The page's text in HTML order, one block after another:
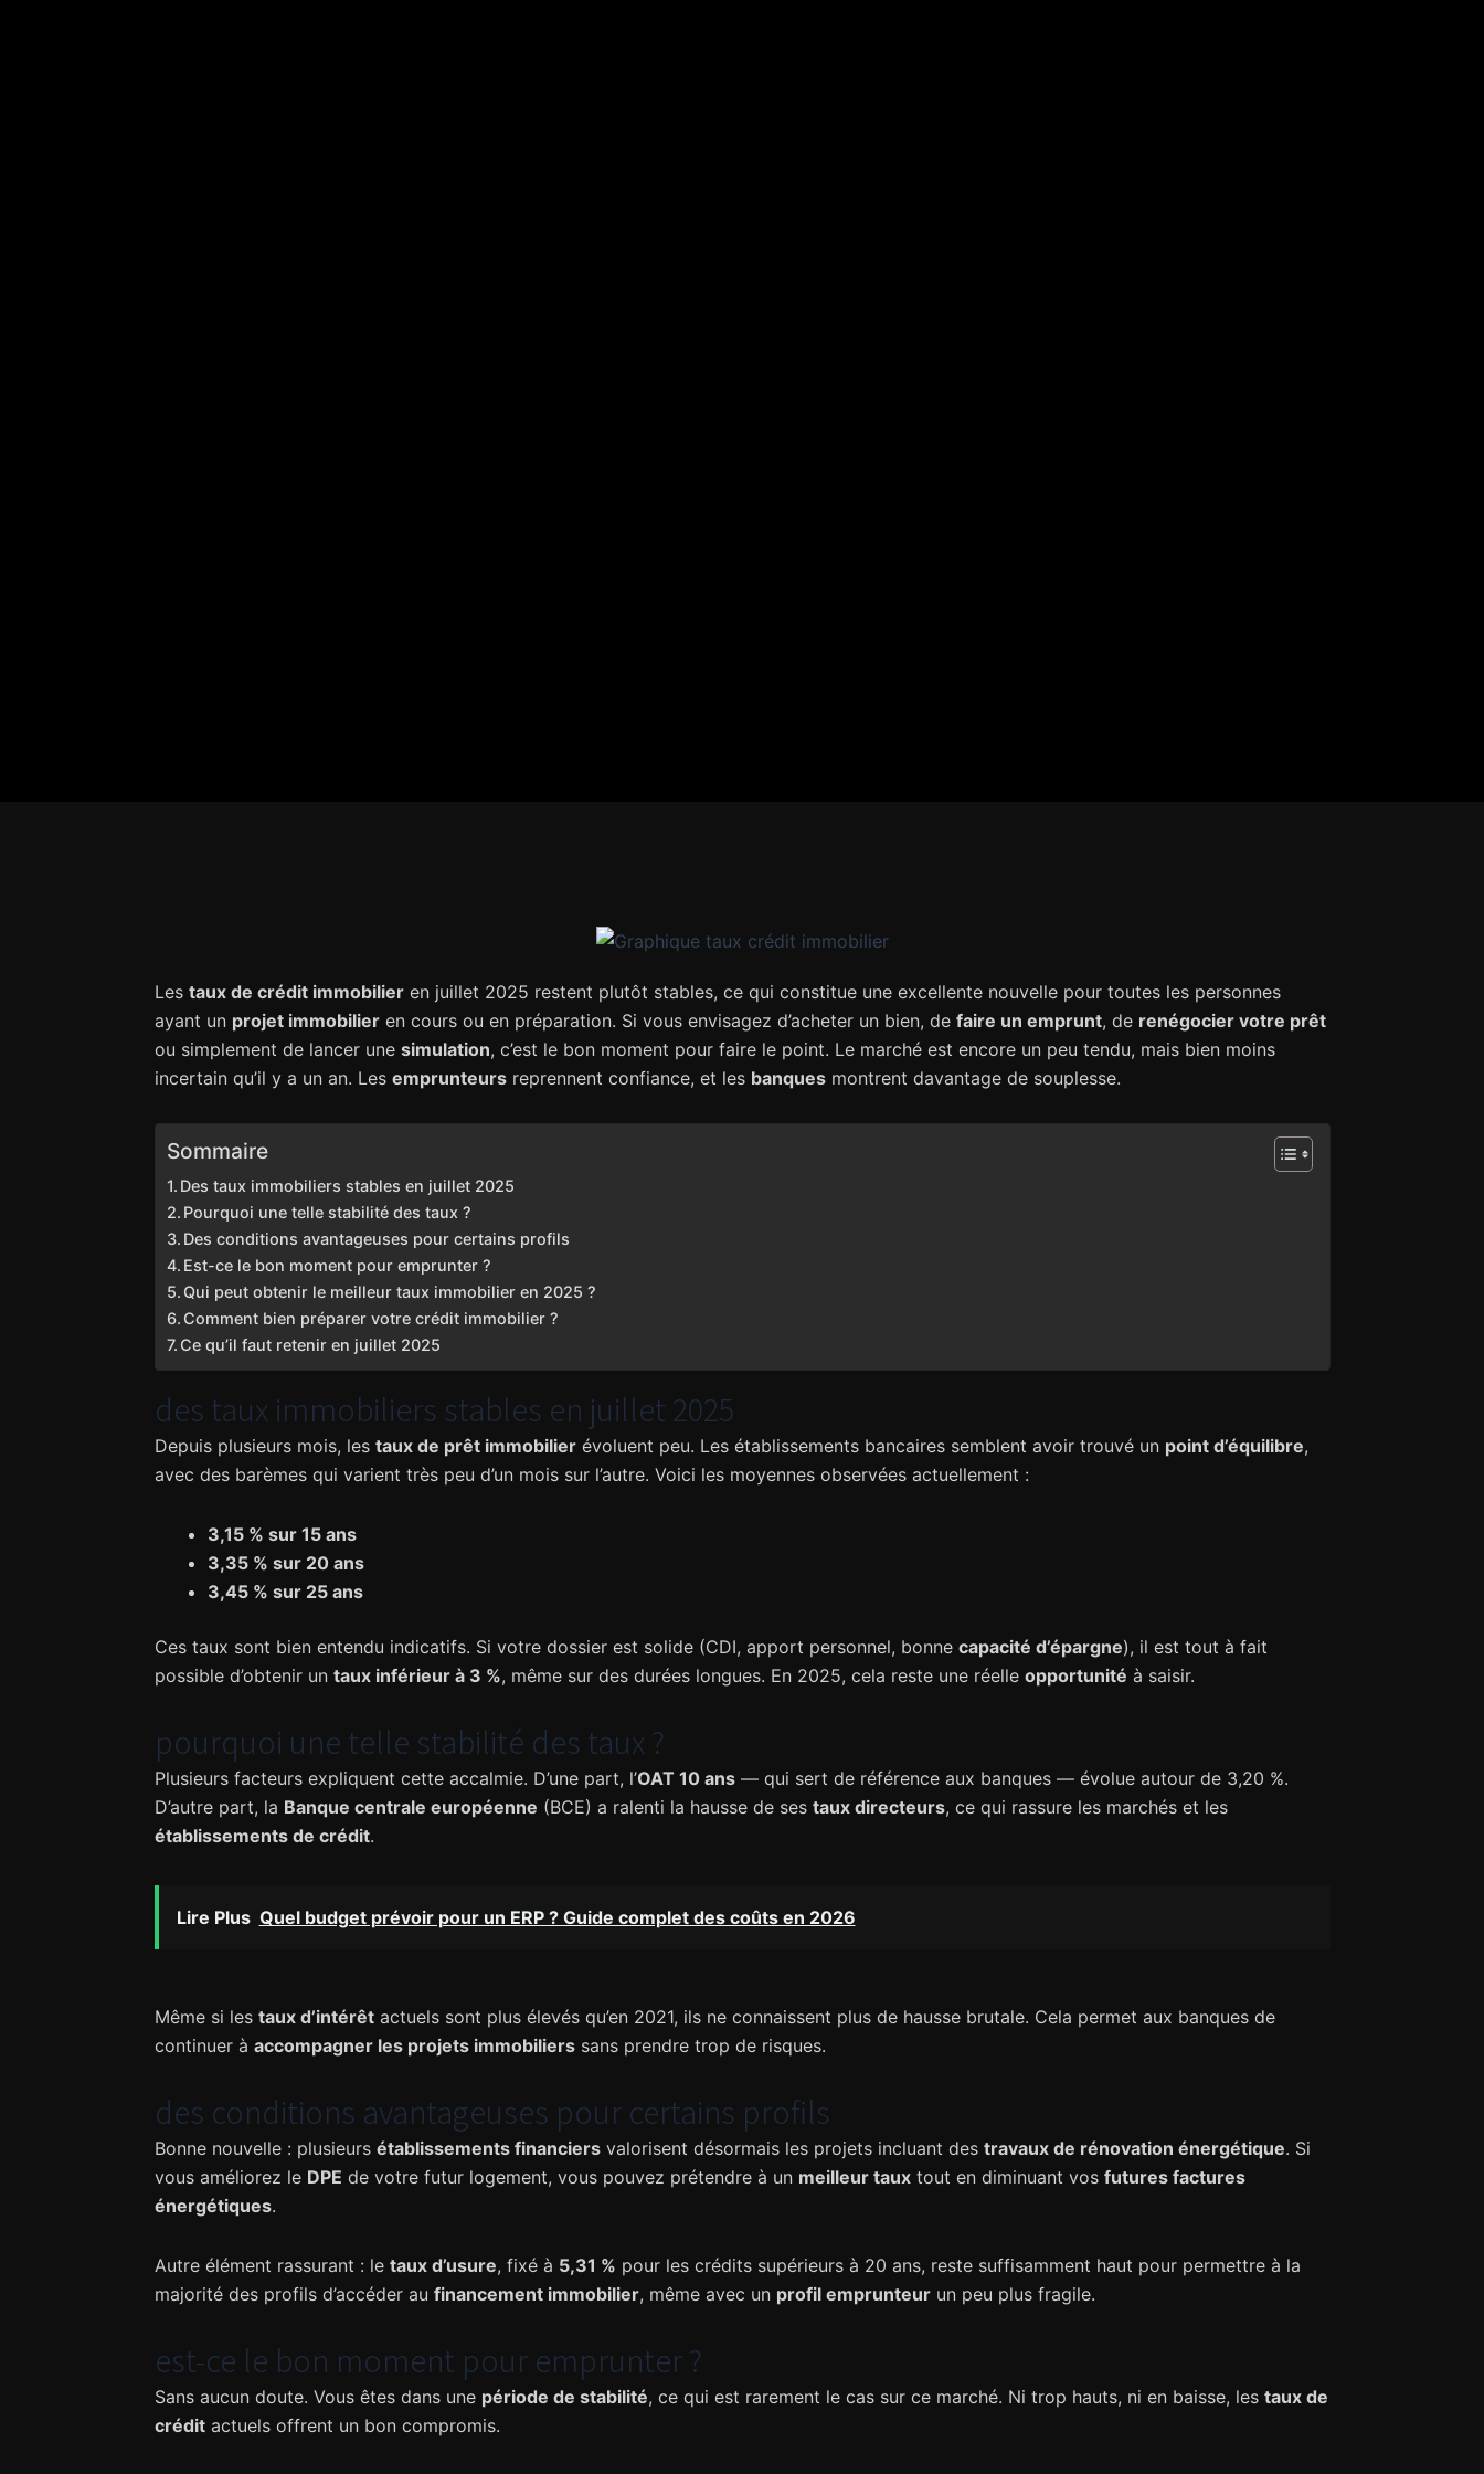
Les taux de crédit immobilieren juillet 2025 restent plutôt stables, ce qui constitue une excellente nouvelle pour toutes les personnes
ayant un projet immobilieren cours ou en préparation. Si vous envisagez d’acheter un bien, de faire un emprunt, de renégocier votre prêt
ou simplement de lancer une simulation, c’est le bon moment pour faire le point. Le marché est encore un peu tendu, mais bien moins
incertain qu’il y a un an. Les emprunteursreprennent confiance, et les banquesmontrent davantage de souplesse.
Sommaire
Des taux immobiliers stables en juillet 2025
Pourquoi une telle stabilité des taux ?
Des conditions avantageuses pour certains profils
Est-ce le bon moment pour emprunter ?
Qui peut obtenir le meilleur taux immobilier en 2025 ?
Comment bien préparer votre crédit immobilier ?
Ce qu’il faut retenir en juillet 2025
des taux immobiliers stables en juillet 2025
Depuis plusieurs mois, les taux de prêt immobilierévoluent peu. Les établissements bancaires semblent avoir trouvé un point d’équilibre,
avec des barèmes qui varient très peu d’un mois sur l’autre. Voici les moyennes observées actuellement :
3,15 % sur 15 ans
3,35 % sur 20 ans
3,45 % sur 25 ans
Ces taux sont bien entendu indicatifs. Si votre dossier est solide (CDI, apport personnel, bonne capacité d’épargne), il est tout à fait
possible d’obtenir un taux inférieur à 3 %, même sur des durées longues. En 2025, cela reste une réelle opportunité à saisir.
pourquoi une telle stabilité des taux ?
Plusieurs facteurs expliquent cette accalmie. D’une part, l’OAT 10 ans— qui sert de référence aux banques — évolue autour de 3,20 %.
D’autre part, la Banque centrale européenne (BCE) a ralenti la hausse de ses taux directeurs, ce qui rassure les marchés et les
établissements de crédit.
Lire Plus Quel budget prévoir pour un ERP ? Guide complet des coûts en 2026
Même si les taux d’intérêtactuels sont plus élevés qu’en 2021, ils ne connaissent plus de hausse brutale. Cela permet aux banques de
continuer à accompagner les projets immobilierssans prendre trop de risques.
des conditions avantageuses pour certains profils
Bonne nouvelle : plusieurs établissements financiersvalorisent désormais les projets incluant des travaux de rénovation énergétique. Si
vous améliorez le DPE de votre futur logement, vous pouvez prétendre à un meilleur tauxtout en diminuant vos futures factures
énergétiques.
Autre élément rassurant : le taux d’usure, fixé à 5,31 % pour les crédits supérieurs à 20 ans, reste suffisamment haut pour permettre à la
majorité des profils d’accéder au financement immobilier, même avec un profil emprunteurun peu plus fragile.
est-ce le bon moment pour emprunter ?
Sans aucun doute. Vous êtes dans une période de stabilité, ce qui est rarement le cas sur ce marché. Ni trop hauts, ni en baisse, les taux de
créditactuels offrent un bon compromis.